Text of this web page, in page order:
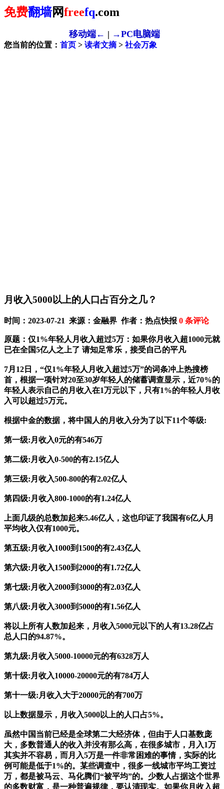
免费翻墙网freefq.com
移动端← | →PC电脑端
您当前的位置： 首页 > 读者文摘> 社会万象
月收入5000以上的人口占百分之几？
时间：2023-07-21 来源：金融界 作者：热点快报 0 条评论
原题：仅1%年轻人月收入超过5万：如果你月收入超1000元就
已在全国5亿人之上了 请知足常乐，接受自己的平凡
7月12日，“仅1%年轻人月收入超过5万”的词条冲上热搜榜
首，根据一项针对20至30岁年轻人的储蓄调查显示，近70%的
年轻人表示自己的月收入在1万元以下，只有1%的年轻人月收
入可以超过5万元。
根据中金的数据，将中国人的月收入分为了以下11个等级:
第一级:月收入0元的有546万
第二级:月收入0-500的有2.15亿人
第三级:月收入500-800的有2.02亿人
第四级:月收入800-1000的有1.24亿人
上面几级的总数加起来5.46亿人，这也印证了我国有6亿人月
平均收入仅有1000元。
第五级:月收入1000到1500的有2.43亿人
第六级:月收入1500到2000的有1.72亿人
第七级:月收入2000到3000的有2.03亿人
第八级:月收入3000到5000的有1.56亿人
将以上所有人数加起来，月收入5000元以下的人有13.28亿占
总人口的94.87%。
第九级:月收入5000-10000元的有6328万人
第十级:月收入10000-20000元的有784万人
第十一级:月收入大于20000元的有700万
以上数据显示，月收入5000以上的人口占5%。
虽然中国当前已经是全球第二大经济体，但由于人口基数庞
大，多数普通人的收入并没有那么高，在很多城市，月入1万
其实并不容易，而月入5万是一件非常困难的事情，实际的比
例可能是低于1%的。某些调查中，很多一线城市平均工资过
万，都是被马云、马化腾们“被平均”的。少数人占据这个世界
的多数财富，是一种普遍规律，要认清现实。如果你月收入超